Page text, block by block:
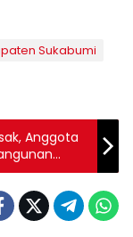
Sukabumi
Anggota